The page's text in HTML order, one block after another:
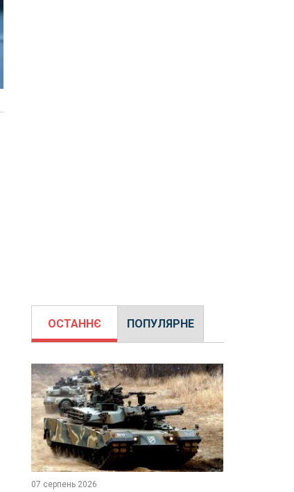
ОСТАННЄ ПОПУЛЯРНЕ
07 серпень 2026